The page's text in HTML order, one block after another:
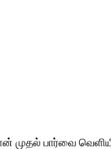
ஜான் முதல் பார்வை